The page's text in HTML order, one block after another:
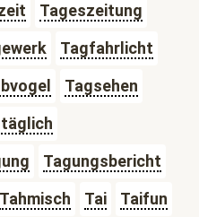
Tageszeitung
Tagfahrlicht
Tagsehen
Tagungsbericht
Tahmisch Tai Taifun